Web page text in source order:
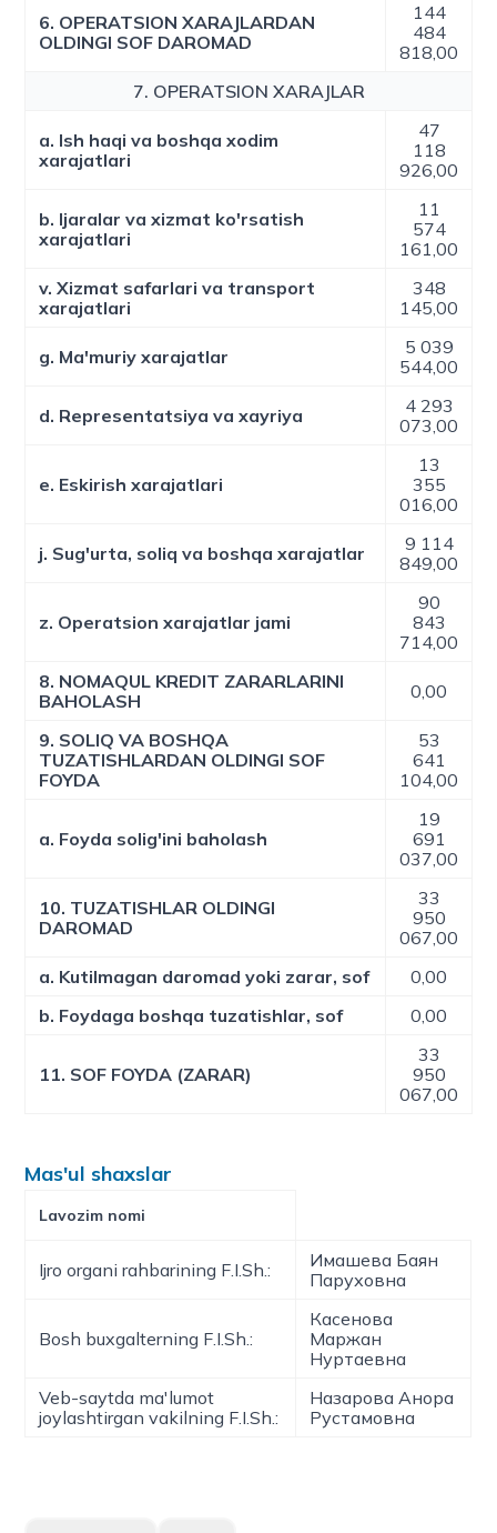
6. OPERATSION XARAJLARDAN
OLDINGI SOF DAROMAD
144
484
818,00
7. OPERATSION XARAJLAR
a. Ish haqi va boshqa xodim
xarajatlari
47
118
926,00
b. Ijaralar va xizmat ko'rsatish
xarajatlari
11
574
161,00
v. Xizmat safarlari va transport
xarajatlari
348
145,00
g. Ma'muriy xarajatlar
5 039
544,00
d. Representatsiya va xayriya
4 293
073,00
e. Eskirish xarajatlari
13
355
016,00
j. Sug'urta, soliq va boshqa xarajatlar
9 114
849,00
z. Operatsion xarajatlar jami
90
843
714,00
8. NOMAQUL KREDIT ZARARLARINI
BAHOLASH
0,00
9. SOLIQ VA BOSHQA
TUZATISHLARDAN OLDINGI SOF
FOYDA
53
641
104,00
a. Foyda solig'ini baholash
19
691
037,00
10. TUZATISHLAR OLDINGI
DAROMAD
33
950
067,00
a. Kutilmagan daromad yoki zarar, sof
0,00
b. Foydaga boshqa tuzatishlar, sof
0,00
11. SOF FOYDA (ZARAR)
33
950
067,00
Mas'ul shaxslar
Lavozim nomi
Ijro organi rahbarining F.I.Sh.:
Имашева Баян
Паруховна
Bosh buxgalterning F.I.Sh.:
Касенова
Маржан
Нуртаевна
Veb-saytda ma'lumot
joylashtirgan vakilning F.I.Sh.:
Назарова Анора
Рустамовна